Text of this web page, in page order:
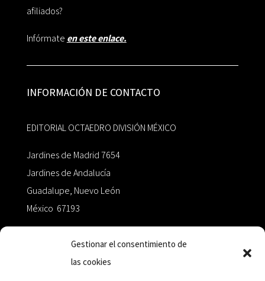
Gestionar el consentimiento de
las cookies
afiliados?
Infórmate en este enlace.
INFORMACIÓN DE CONTACTO
EDITORIAL OCTAEDRO DIVISIÓN MÉXICO
Jardines de Madrid 7654
Jardines de Andalucía
Guadalupe, Nuevo León
México 67193
+52 811.499.5638